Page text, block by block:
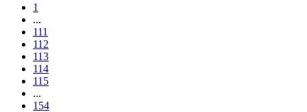
1
...
111
112
113
114
115
...
154